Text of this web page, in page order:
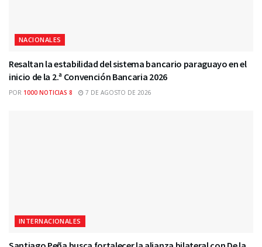
NACIONALES
Resaltan la estabilidad del sistema bancario paraguayo en el
inicio de la 2.ª Convención Bancaria 2026
POR 1000 NOTICIAS 8 7 DE AGOSTO DE 2026
INTERNACIONALES